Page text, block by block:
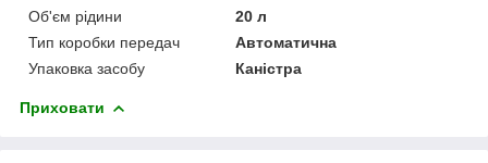
Об'єм рідини
20 л
Тип коробки передач
Автоматична
Упаковка засобу
Каністра
Приховати